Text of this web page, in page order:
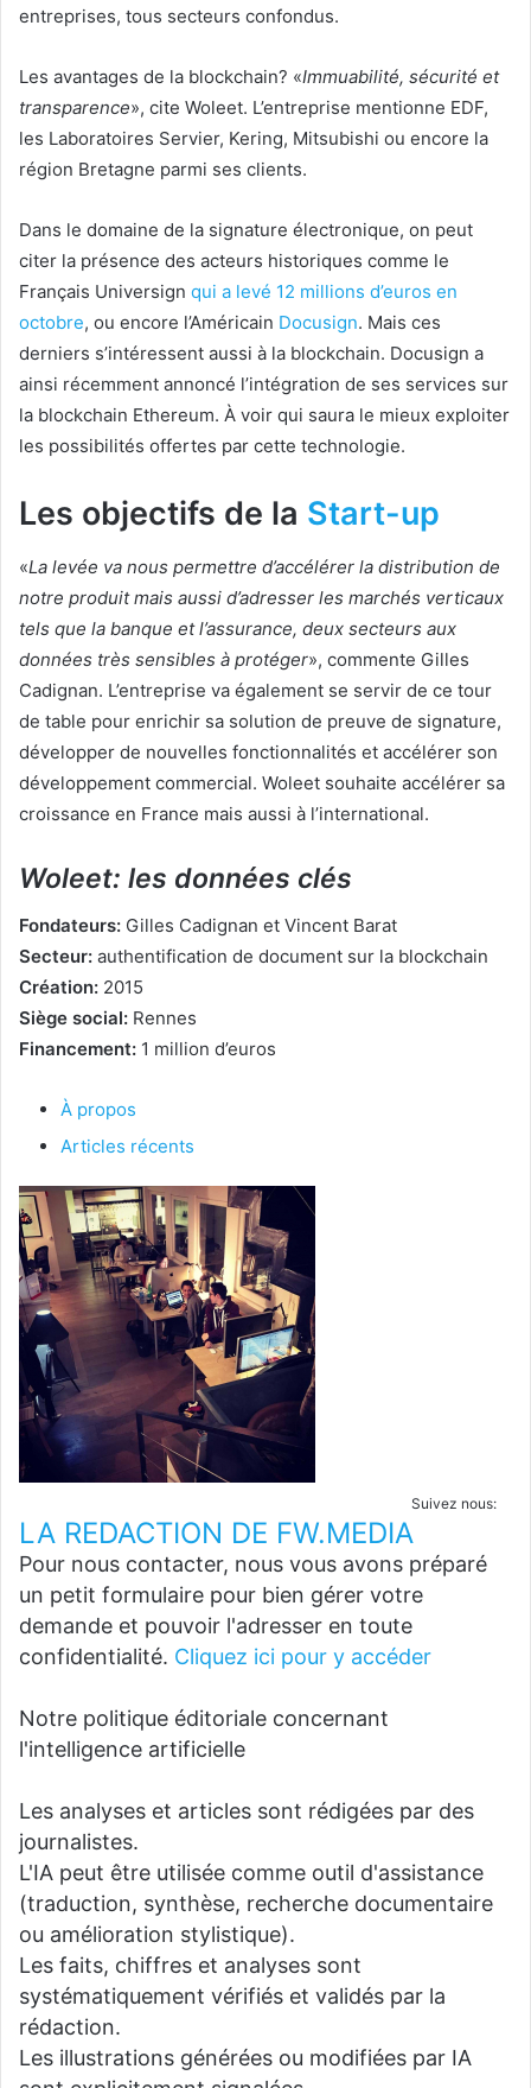
entreprises, tous secteurs confondus.
Les avantages de la blockchain? «Immuabilité, sécurité et
transparence», cite Woleet. L’entreprise mentionne EDF,
les Laboratoires Servier, Kering, Mitsubishi ou encore la
région Bretagne parmi ses clients.
Dans le domaine de la signature électronique, on peut
citer la présence des acteurs historiques comme le
Français Universign qui a levé 12 millions d’euros en
octobre, ou encore l’Américain Docusign. Mais ces
derniers s’intéressent aussi à la blockchain. Docusign a
ainsi récemment annoncé l’intégration de ses services sur
la blockchain Ethereum. À voir qui saura le mieux exploiter
les possibilités offertes par cette technologie.
Les objectifs de la Start-up
«La levée va nous permettre d’accélérer la distribution de
notre produit mais aussi d’adresser les marchés verticaux
tels que la banque et l’assurance, deux secteurs aux
données très sensibles à protéger», commente Gilles
Cadignan. L’entreprise va également se servir de ce tour
de table pour enrichir sa solution de preuve de signature,
développer de nouvelles fonctionnalités et accélérer son
développement commercial. Woleet souhaite accélérer sa
croissance en France mais aussi à l’international.
Woleet: les données clés
Fondateurs: Gilles Cadignan et Vincent Barat
Secteur: authentification de document sur la blockchain
Création: 2015
Siège social: Rennes
Financement: 1 million d’euros
À propos
Articles récents
Suivez nous:
LA REDACTION DE FW.MEDIA
Pour nous contacter, nous vous avons préparé
un petit formulaire pour bien gérer votre
demande et pouvoir l'adresser en toute
confidentialité. Cliquez ici pour y accéder
Notre politique éditoriale concernant
l'intelligence artificielle
Les analyses et articles sont rédigées par des
journalistes.
L'IA peut être utilisée comme outil d'assistance
(traduction, synthèse, recherche documentaire
ou amélioration stylistique).
Les faits, chiffres et analyses sont
systématiquement vérifiés et validés par la
rédaction.
Les illustrations générées ou modifiées par IA